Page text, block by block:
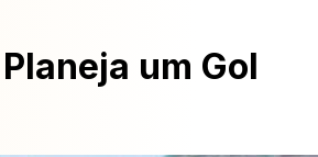
um Gol